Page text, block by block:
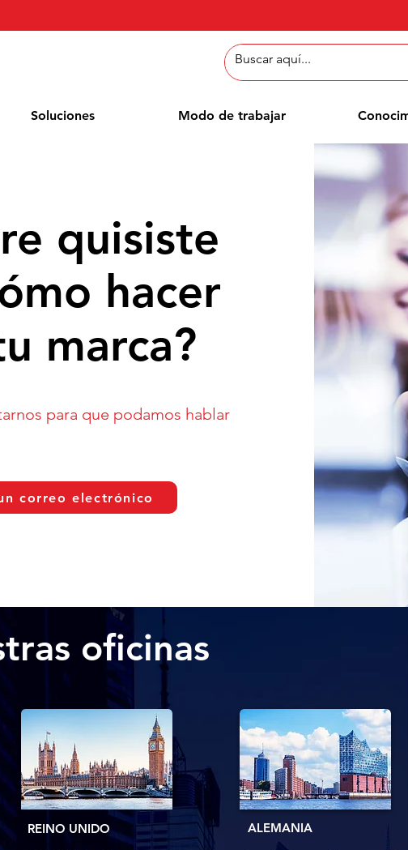
Soluciones Modo de trabajar
quisiste
hacer
marca?
para que podamos hablar
correo electrónico
oficinas
REINO UNIDO
ALEMANIA